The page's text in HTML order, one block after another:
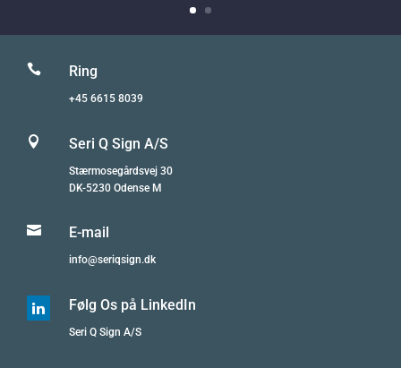
 Ring
+45 6615 8039
 Seri Q Sign A/S
Stærmosegårdsvej 30
DK-5230 Odense M
 E-mail
info@seriqsign.dk
 Følg Os på LinkedIn
Seri Q Sign A/S